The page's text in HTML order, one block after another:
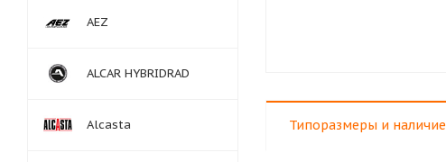
Типоразмеры и наличие
AEZ
ALCAR HYBRIDRAD
Alcasta